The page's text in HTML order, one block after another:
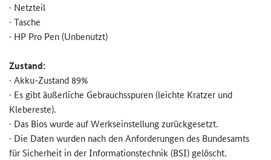
· Netzteil
· Tasche
· HP Pro Pen (Unbenutzt)
Zustand:
· Akku-Zustand 89%
· Es gibt äußerliche Gebrauchsspuren (leichte Kratzer und
Klebereste).
· Das Bios wurde auf Werkseinstellung zurückgesetzt.
· Die Daten wurden nach den Anforderungen des Bundesamts
für Sicherheit in der Informationstechnik (BSI) gelöscht.